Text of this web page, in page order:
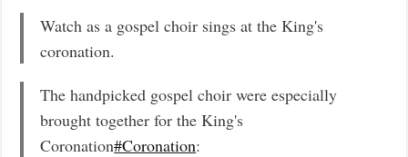
Watch as a gospel choir sings at the King's
coronation.
The handpicked gospel choir were especially
brought together for the King's
Coronation#Coronation: